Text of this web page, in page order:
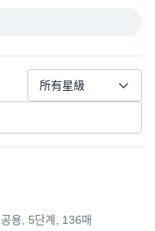
所有星級
용, 5단계, 136매